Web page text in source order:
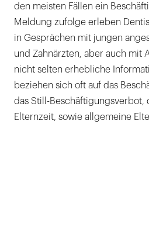
den meisten Fällen ein
Meldung zufolge erleben
in Gesprächen mit jungen
und Zahnärzten, aber auch mit
nicht selten erhebliche
beziehen sich oft auf das
das Still-Beschäftigungsverbot,
Elternzeit, sowie allgemeine